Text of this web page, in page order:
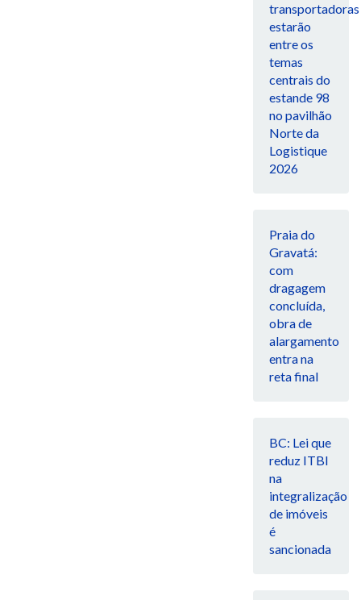
transportadoras
estarão
entre os
temas
centrais do
estande 98
no pavilhão
Norte da
Logistique
2026
Praia do
Gravatá:
com
dragagem
concluída,
obra de
alargamento
entra na
reta final
BC: Lei que
reduz ITBI
na
integralização
de imóveis
é
sancionada